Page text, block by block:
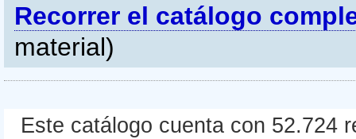
Recorrer el catálogo
material)
Este catálogo cuenta con 52.724